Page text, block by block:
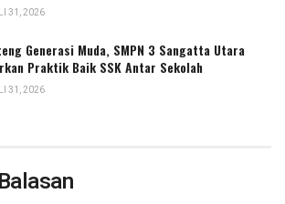
31, 2026
Generasi Muda, SMPN 3 Sangatta Utara
Praktik Baik SSK Antar Sekolah
31, 2026